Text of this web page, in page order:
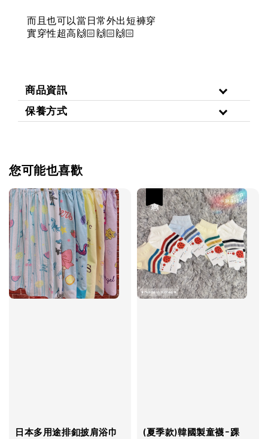
而且也可以當日常外出短褲穿
實穿性超高 🙌🏻🙌🏻🙌🏻
商品資訊
保養方式
您可能也喜歡
日本多用途排釦披肩浴巾
(夏季款)韓國製童襪-踝